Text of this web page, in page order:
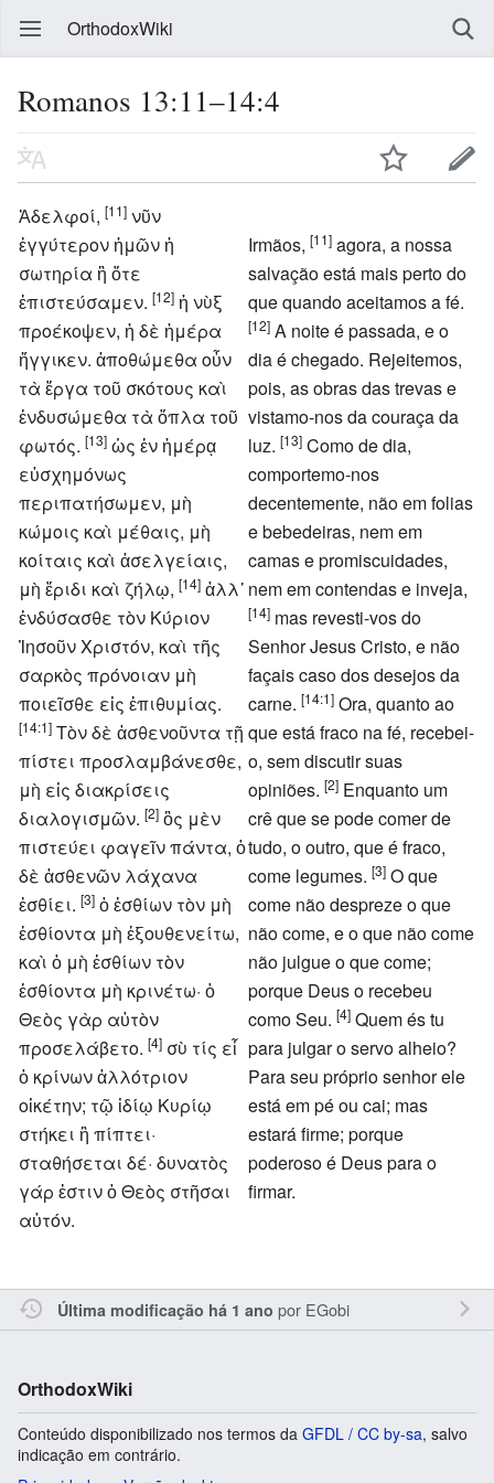
OrthodoxWiki
Romanos 13:11–14:4
Ἀδελφοί, [11] νῦν
ἐγγύτερον ἡμῶν ἡ
σωτηρία ἢ ὅτε
ἐπιστεύσαμεν. [12] ἡ νὺξ
προέκοψεν, ἡ δὲ ἡμέρα
ἤγγικεν. ἀποθώμεθα οὖν
τὰ ἔργα τοῦ σκότους καὶ
ἐνδυσώμεθα τὰ ὅπλα τοῦ
φωτός. [13] ὡς ἐν ἡμέρᾳ
εὐσχημόνως
περιπατήσωμεν, μὴ
κώμοις καὶ μέθαις, μὴ
κοίταις καὶ ἀσελγείαις,
μὴ ἔριδι καὶ ζήλῳ, [14] ἀλλ᾿
ἐνδύσασθε τὸν Κύριον
Ἰησοῦν Χριστόν, καὶ τῆς
σαρκὸς πρόνοιαν μὴ
ποιεῖσθε εἰς ἐπιθυμίας.
[14:1] Τὸν δὲ ἀσθενοῦντα τῇ
πίστει προσλαμβάνεσθε,
μὴ εἰς διακρίσεις
διαλογισμῶν. [2] ὃς μὲν
πιστεύει φαγεῖν πάντα, ὁ
δὲ ἀσθενῶν λάχανα
ἐσθίει. [3] ὁ ἐσθίων τὸν μὴ
ἐσθίοντα μὴ ἐξουθενείτω,
καὶ ὁ μὴ ἐσθίων τὸν
ἐσθίοντα μὴ κρινέτω· ὁ
Θεὸς γὰρ αὐτὸν
προσελάβετο. [4] σὺ τίς εἶ
ὁ κρίνων ἀλλότριον
οἰκέτην; τῷ ἰδίῳ Κυρίῳ
στήκει ἢ πίπτει·
σταθήσεται δέ· δυνατὸς
γάρ ἐστιν ὁ Θεὸς στῆσαι
αὐτόν.
Irmãos, [11] agora, a nossa
salvação está mais perto do
que quando aceitamos a fé.
[12] A noite é passada, e o
dia é chegado. Rejeitemos,
pois, as obras das trevas e
vistamo-nos da couraça da
luz. [13] Como de dia,
comportemo-nos
decentemente, não em folias
e bebedeiras, nem em
camas e promiscuidades,
nem em contendas e inveja,
[14] mas revesti-vos do
Senhor Jesus Cristo, e não
façais caso dos desejos da
carne. [14:1] Ora, quanto ao
que está fraco na fé, recebei-
o, sem discutir suas
opiniões. [2] Enquanto um
crê que se pode comer de
tudo, o outro, que é fraco,
come legumes. [3] O que
come não despreze o que
não come, e o que não come
não julgue o que come;
porque Deus o recebeu
como Seu. [4] Quem és tu
para julgar o servo alheio?
Para seu próprio senhor ele
está em pé ou cai; mas
estará firme; porque
poderoso é Deus para o
firmar.
Última modificação há 1 ano por EGobi
OrthodoxWiki
Conteúdo disponibilizado nos termos da GFDL / CC by-sa, salvo
indicação em contrário.